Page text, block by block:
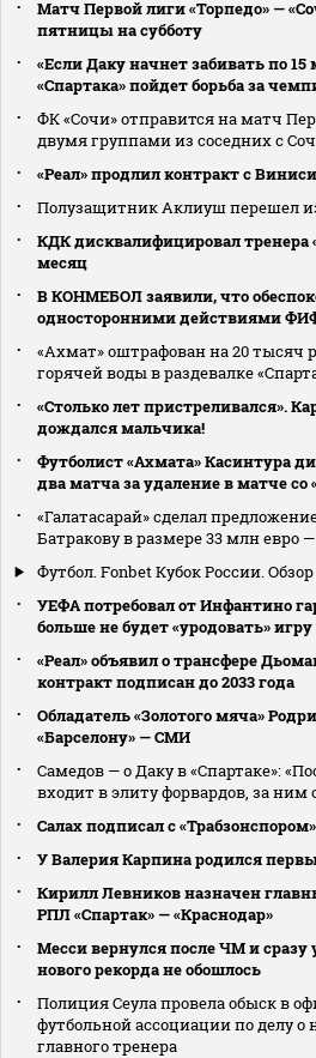
Матч Первой лиги «Торпедо» —
пятницы на субботу
«Если Даку начнет забивать по 15
«Спартака» пойдет борьба за
ФК «Сочи» отправится на матч
двумя группами из соседних с
«Реал» продлил контракт с
Полузащитник Аклиуш перешел
КДК дисквалифицировал тренера
месяц
В КОНМЕБОЛ заявили, что
односторонними действиями
«Ахмат» оштрафован на 20 тысяч
горячей воды в раздевалке
«Столько лет пристреливался».
дождался мальчика!
Футболист «Ахмата» Касинтура
два матча за удаление в матче со
«Галатасарай» сделал
Батракову в размере 33 млн евро
Футбол. Fonbet Кубок России.
УЕФА потребовал от Инфантино
больше не будет «уродовать» игру
«Реал» объявил о трансфере
контракт подписан до 2033 года
Обладатель «Золотого мяча»
«Барселону» — СМИ
Самедов — о Даку в «Спартаке»:
входит в элиту форвардов, за ним
Салах подписал с
У Валерия Карпина родился
Кирилл Левников назначен
РПЛ «Спартак» — «Краснодар»
Месси вернулся после ЧМ и сразу
нового рекорда не обошлось
Полиция Сеула провела обыск в
футбольной ассоциации по делу
главного тренера